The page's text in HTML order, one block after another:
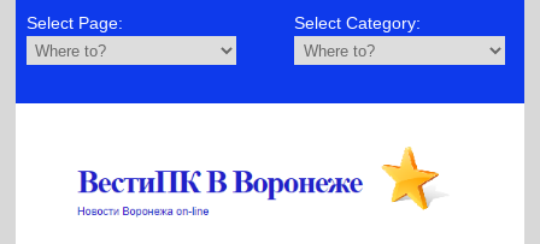
Select Page: Select Category: